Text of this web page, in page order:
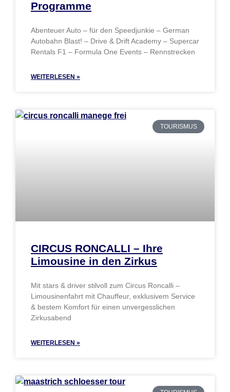
Programme
Abenteuer Auto – für den Speedjunkie – German
Autobahn Blast! – Drive & Drift Academy – Supercar
Rentals F1 – Formula One Events – Rennstrecken
WEITERLESEN »
TOURISMUS
CIRCUS RONCALLI – Ihre
Limousine in den Zirkus
Mit stars & driver stilvoll zum Circus Roncalli –
Limousinenfahrt mit Chauffeur, exklusivem Service
& bestem Komfort für einen unvergesslichen
Zirkusabend
WEITERLESEN »